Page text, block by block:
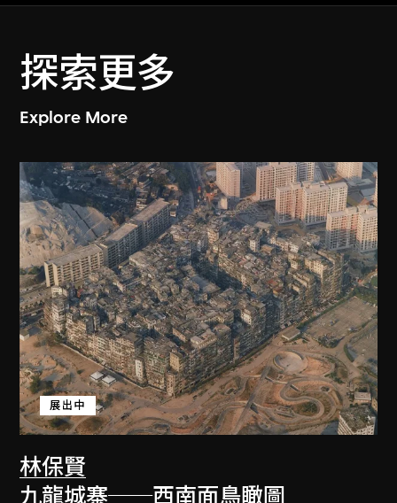
探索更多
Explore More
林保賢
展出中
九龍城寨──西南面鳥瞰圖